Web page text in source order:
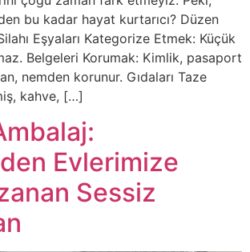
bu kadar hayat kurtarıcı? Düzen
Eşyaları Kategorize Etmek: Küçük
Belgeleri Korumak: Kimlik, pasaport
nemden korunur. Gıdaları Taze
kahve, […]
Evlerimize
Sessiz